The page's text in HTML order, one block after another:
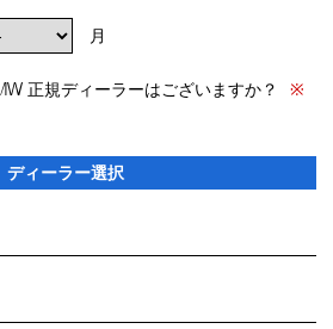
月
正規ディーラーはございますか？
※
ディーラー選択